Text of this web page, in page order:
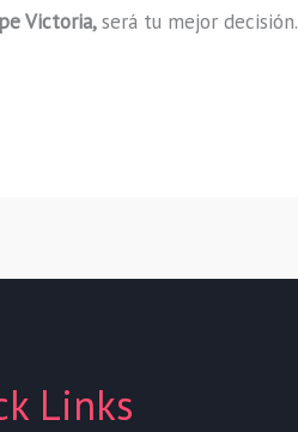
Victoria,será tu mejor decisión.
Links